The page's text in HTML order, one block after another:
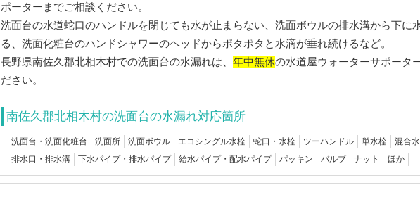
ポーターまでご相談ください。
洗面台の水道蛇口のハンドルを閉じても水が止まらない、洗面ボウルの排水溝から下に
る、洗面化粧台のハンドシャワーのヘッドからポタポタと水滴が垂れ続けるなど。
長野県南佐久郡北相木村での洗面台の水漏れは、 年中無休の水道屋ウォーターサポータ
ださい。
南佐久郡北相木村の洗面台の水漏れ対応箇所
洗面台・洗面化粧台 洗面所 洗面ボウル エコシングル水栓 蛇口・水栓 ツーハンドル 単水栓
混合
排水口・排水溝
下水パイプ・排水パイプ 給水パイプ・配水パイプ パッキン バルブ ナット ほか